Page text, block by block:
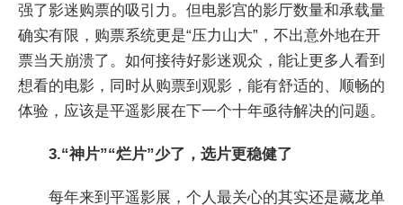
强了影迷购票的吸引力。但电影宫的影厅数量和承载量
确实有限，购票系统更是“压力山大”，不出意外地在开
票当天崩溃了。如何接待好影迷观众，能让更多人看到
想看的电影，同时从购票到观影，能有舒适的、顺畅的
体验，应该是平遥影展在下一个十年亟待解决的问题。
3.“神片”“烂片”少了，选片更稳健了
每年来到平遥影展，个人最关心的其实还是藏龙单